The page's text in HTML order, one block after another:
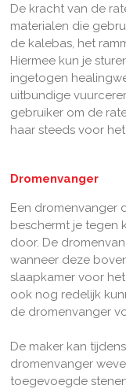
De kracht van de
materialen die
de kalebas, het
Hiermee kun je
ingetogen
uitbundige
gebruiker om de
haar steeds voor
Dromenvanger
Een dromenvanger
beschermt je tegen
door. De
wanneer deze
slaapkamer voor
ook nog redelijk
de dromenvanger
De maker kan
dromenvanger
toegevoegde